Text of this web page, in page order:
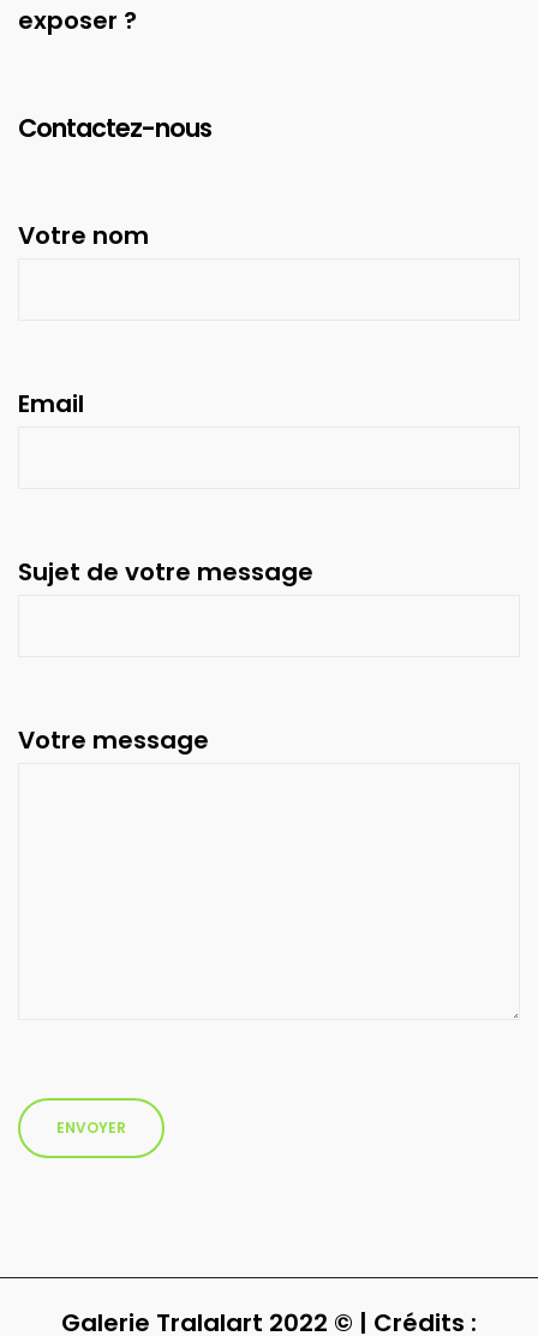
exposer ?
Contactez-nous
Votre nom
Email
Sujet de votre message
Votre message
Galerie Tralalart 2022 © | Crédits :